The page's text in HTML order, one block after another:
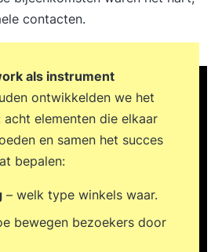
contacten.
als instrument
ontwikkelden we het
acht elementen die elkaar
en samen het succes
bepalen:
– welk type winkels waar.
bewegen bezoekers door